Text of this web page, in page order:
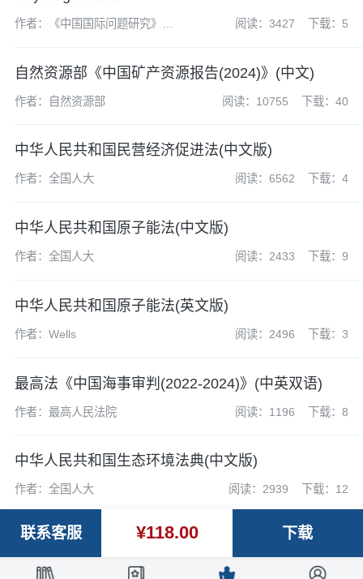
作者：《中国国际问题研究》编
阅读：3427 下载：5
自然资源部《中国矿产资源报告(2024)》(中文)
作者：自然资源部 阅读：10755 下载：40
中华人民共和国民营经济促进法(中文版)
作者：全国人大 阅读：6562 下载：4
中华人民共和国原子能法(中文版)
作者：全国人大 阅读：2433 下载：9
中华人民共和国原子能法(英文版)
作者：Wells 阅读：2496 下载：3
最高法《中国海事审判(2022-2024)》(中英双语)
作者：最高人民法院 阅读：1196 下载：8
中华人民共和国生态环境法典(中文版)
作者：全国人大 阅读：2939 下载：12
联系客服 ¥118.00 下载